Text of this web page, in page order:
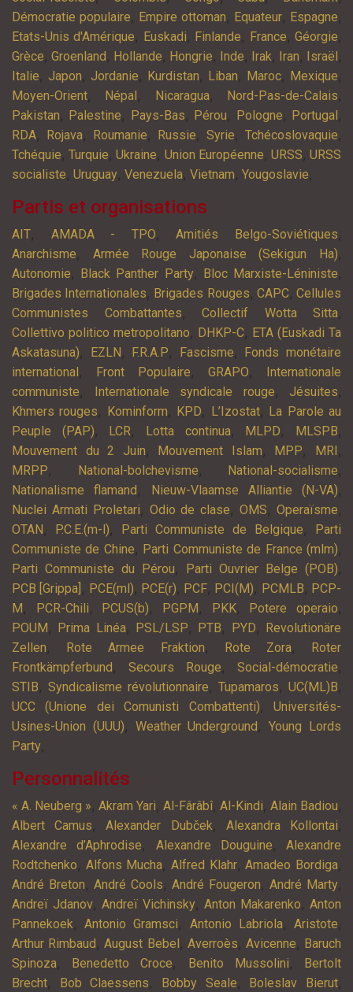
Démocratie populaire, Empire ottoman, Equateur, Espagne,
Etats-Unis d'Amérique, Euskadi, Finlande, France,Géorgie,
Grèce, Groenland, Hollande, Hongrie, Inde, Irak, Iran, Israël,
Italie, Japon, Jordanie, Kurdistan, Liban, Maroc, Mexique,
Moyen-Orient, Népal, Nicaragua, Nord-Pas-de-Calais,
Pakistan, Palestine, Pays-Bas, Pérou, Pologne, Portugal,
RDA, Rojava, Roumanie, Russie, Syrie, Tchécoslovaquie,
Tchéquie,Turquie,Ukraine, Union Européenne, URSS,URSS
socialiste, Uruguay, Venezuela, Vietnam, Yougoslavie,
Partis et organisations
AIT, AMADA - TPO,Amitiés Belgo-Soviétiques,
Anarchisme, Armée Rouge Japonaise (Sekigun Ha),
Autonomie, Black Panther Party, Bloc Marxiste-Léniniste,
Brigades Internationales, Brigades Rouges, CAPC,Cellules
Communistes Combattantes, Collectif Wotta Sitta,
Collettivo politico metropolitano, DHKP-C, ETA (Euskadi Ta
Askatasuna), EZLN, F.R.A.P, Fascisme, Fonds monétaire
international, Front Populaire, GRAPO, Internationale
communiste, Internationale syndicale rouge, Jésuites,
Khmers rouges, Kominform, KPD, L’Izostat, La Parole au
Peuple (PAP), LCR, Lotta continua, MLPD, MLSPB,
Mouvement du 2 Juin, Mouvement Islam, MPP, MRI ,
MRPP, National-bolchevisme, National-socialisme,
Nationalisme flamand, Nieuw-Vlaamse Alliantie (N-VA),
Nuclei Armati Proletari, Odio de clase,OMS,Operaïsme,
OTAN, P.C.E.(m-l), Parti Communiste de Belgique, Parti
Communiste de Chine, Parti Communiste de France (mlm),
Parti Communiste du Pérou, Parti Ouvrier Belge (POB),
PCB [Grippa] , PCE(ml), PCE(r), PCF, PCI(M), PCMLB, PCP-
M, PCR-Chili, PCUS(b), PGPM, PKK, Potere operaio,
POUM, Prima Linéa, PSL/LSP, PTB, PYD, Revolutionäre
Zellen, Rote Armee Fraktion, Rote Zora, Roter
Frontkämpferbund, Secours Rouge, Social-démocratie,
STIB, Syndicalisme révolutionnaire, Tupamaros, UC(ML)B,
UCC (Unione dei Comunisti Combattenti),Universités-
Usines-Union (UUU), Weather Underground,Young Lords
Party,
Personnalités
« A. Neuberg », Akram Yari, Al-Fârâbî, Al-Kindi, Alain Badiou,
Albert Camus,Alexander Dubček, Alexandra Kollontai,
Alexandre d’Aphrodise, Alexandre Douguine, Alexandre
Rodtchenko, Alfons Mucha,Alfred Klahr,Amadeo Bordiga,
André Breton, André Cools, André Fougeron, André Marty,
Andreï Jdanov, Andreï Vichinsky, Anton Makarenko, Anton
Pannekoek,Antonio Gramsci, Antonio Labriola,Aristote,
Arthur Rimbaud,August Bebel, Averroès, Avicenne, Baruch
Spinoza, Benedetto Croce, Benito Mussolini, Bertolt
Brecht, Bob Claessens, Bobby Seale, Boleslav Bierut,